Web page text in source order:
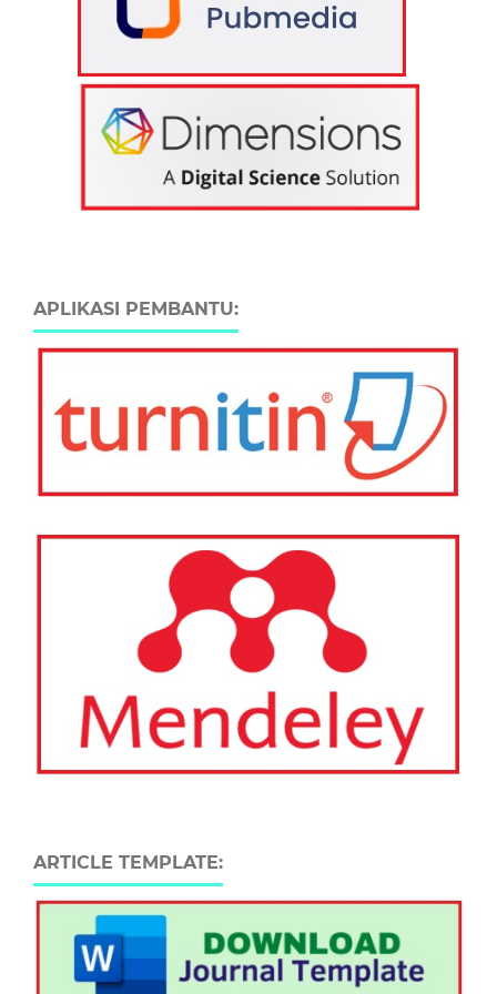
APLIKASI PEMBANTU:
ARTICLE TEMPLATE: